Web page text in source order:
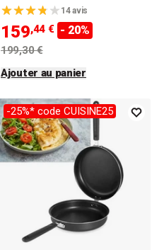
14 avis
159,44 € - 20%
199,30 €
Ajouter au panier
-25%* code CUISINE25